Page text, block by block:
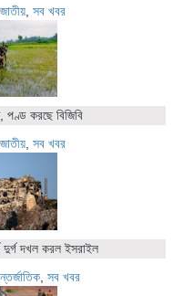
জাতীয়, সব খবর
পণ্ড করছে বিজিবি
জাতীয়, সব খবর
দুর্গ দখল করল ইসরাইল
, সব খবর